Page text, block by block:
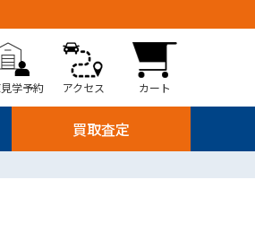
学予約 アクセス カート
買取査定